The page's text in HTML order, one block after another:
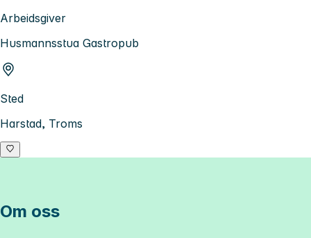
Arbeidsgiver
Husmannsstua Gastropub
Sted
Harstad, Troms
Om oss